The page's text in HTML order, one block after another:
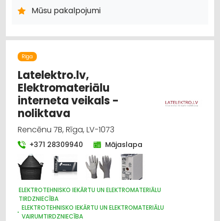
ARHITEKTŪRA, PROJEKTĒŠANA
Mūsu pakalpojumi
Rīga
Latelektro.lv,
Elektromateriālu
interneta veikals -
noliktava
Rencēnu 7B, Rīga, LV-1073
+371 28309940 Mājaslapa
ELEKTROTEHNISKO IEKĀRTU UN ELEKTROMATERIĀLU
TIRDZNIECĪBA
ELEKTROTEHNISKO IEKĀRTU UN ELEKTROMATERIĀLU
VAIRUMTIRDZNIECĪBA